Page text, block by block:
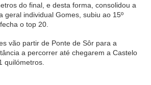
do final, e desta forma, consolidou a
geral individual Gomes, subiu ao 15º
o top 20.
vão partir de Ponte de Sôr para a
a percorrer até chegarem a Castelo
quilómetros.